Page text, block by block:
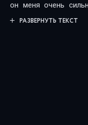
он меня очень
выбирать
РАЗВЕРНУТЬ ТЕКСТ